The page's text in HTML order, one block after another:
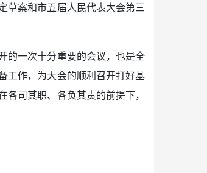
草案和市五届人民代表大会第三
的一次十分重要的会议，也是全
工作，为大会的顺利召开打好基
司其职、各负其责的前提下，